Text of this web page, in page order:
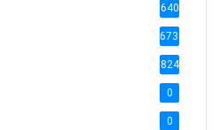
640
6738
824
0
0